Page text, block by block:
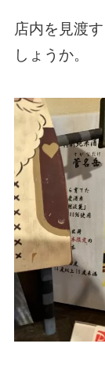
店内を見渡
しょうか。